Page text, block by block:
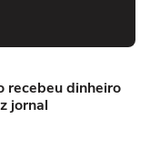
recebeu dinheiro
jornal